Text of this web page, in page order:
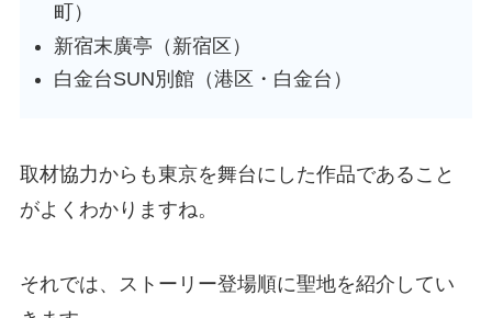
町）
新宿末廣亭（新宿区）
白金台SUN別館（港区・白金台）
取材協力からも東京を舞台にした作品であること
がよくわかりますね。
それでは、ストーリー登場順に聖地を紹介してい